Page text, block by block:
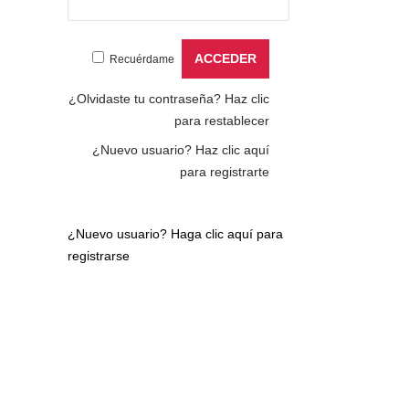
Recuérdame
¿Olvidaste tu contraseña? Haz clic
para restablecer
¿Nuevo usuario? Haz clic aquí
para registrarte
¿Nuevo usuario? Haga clic aquí para
registrarse